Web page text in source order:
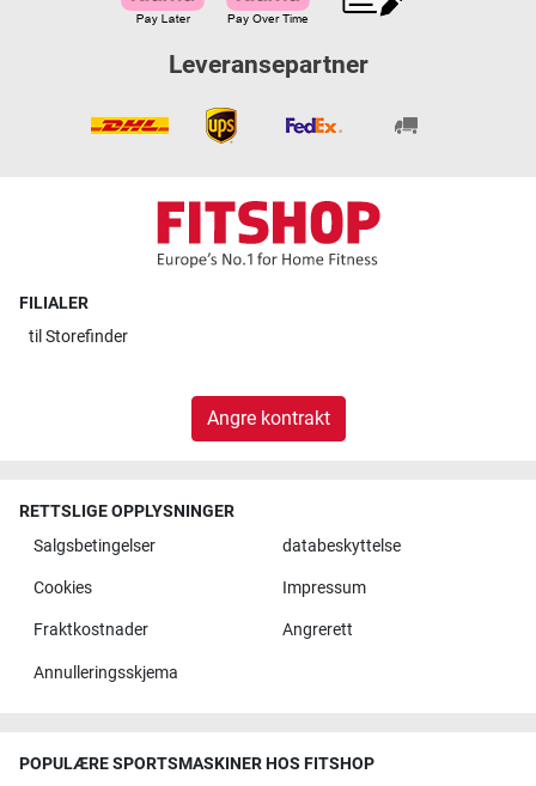
Leveransepartner
FILIALER
til Storefinder
Angre kontrakt
RETTSLIGE OPPLYSNINGER
Salgsbetingelser
databeskyttelse
Cookies Impressum
Fraktkostnader Angrerett
Annulleringsskjema
POPULÆRE SPORTSMASKINER HOS FITSHOP